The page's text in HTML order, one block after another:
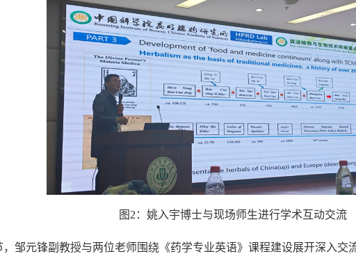
图2：姚入宇博士与现场师生进行学术互动交流
邹元锋副教授与两位老师围绕《药学专业英语》课程建设展开深入交